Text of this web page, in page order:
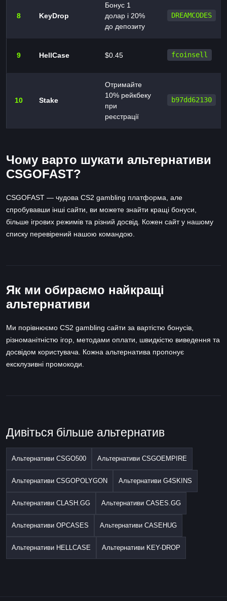
8 KeyDrop
Бонус 1
долар і 20%
до депозиту
DREAMCODES
9 HellCase $0.45 fcoinsell
10 Stake
Отримайте
10% рейкбеку
при
реєстрації
b97dd62130
Чому варто шукати альтернативи
CSGOFAST?
CSGOFAST — чудова CS2 gambling платформа, але
спробувавши інші сайти, ви можете знайти кращі бонуси,
більше ігрових режимів та різний досвід. Кожен сайт у нашому
списку перевірений нашою командою.
Як ми обираємо найкращі
альтернативи
Ми порівнюємо CS2 gambling сайти за вартістю бонусів,
різноманітністю ігор, методами оплати, швидкістю виведення та
досвідом користувача. Кожна альтернатива пропонує
ексклузивні промокоди.
Дивіться більше альтернатив
Альтернативи CSGO500 Альтернативи CSGOEMPIRE
Альтернативи CSGOPOLYGON Альтернативи G4SKINS
Альтернативи CLASH.GG Альтернативи CASES.GG
Альтернативи OPCASES Альтернативи CASEHUG
Альтернативи HELLCASE Альтернативи KEY-DROP